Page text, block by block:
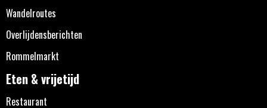
Wandelroutes
Overlijdensberichten
Rommelmarkt
Eten & vrijetijd
Restaurant